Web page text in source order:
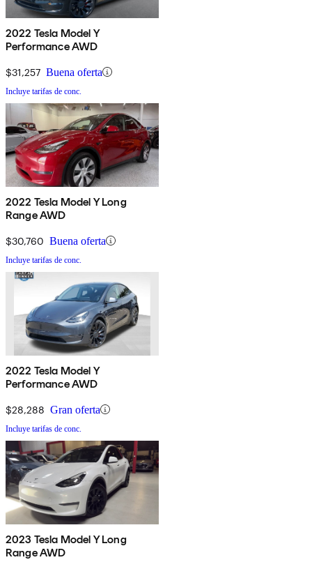
2022 Tesla Model Y
Performance AWD
$31,257 Buena oferta
Incluye tarifas de conc.
2022 Tesla Model Y Long
Range AWD
$30,760 Buena oferta
Incluye tarifas de conc.
2022 Tesla Model Y
Performance AWD
$28,288 Gran oferta
Incluye tarifas de conc.
2023 Tesla Model Y Long
Range AWD